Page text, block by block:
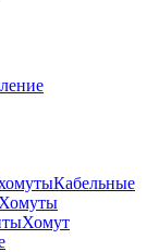
Кабельные
Хомуты
Хомут